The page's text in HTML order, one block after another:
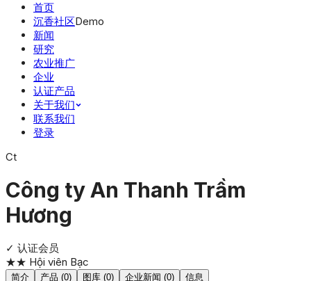
首页
沉香社区Demo
新闻
研究
农业推广
企业
认证产品
关于我们
联系我们
登录
Ct
Công ty An Thanh Trầm
Hương
✓ 认证会员
★★ Hội viên Bạc
简介 产品 (0) 图库 (0) 企业新闻 (0) 信息